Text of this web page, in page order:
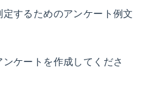
するためのアンケート例文
ケートを作成してくださ